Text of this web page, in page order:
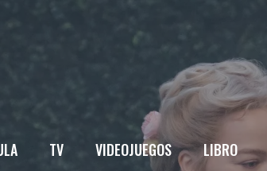
TV VIDEOJUEGOS LIBRO